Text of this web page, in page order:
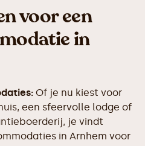
voor een
in
Of je nu kiest voor
een sfeervolle lodge of
je vindt
in Arnhem voor